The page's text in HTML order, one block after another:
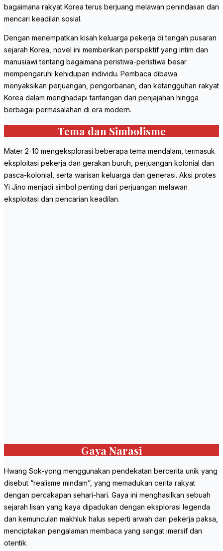
bagaimana rakyat Korea terus berjuang melawan penindasan dan
mencari keadilan sosial.
Dengan menempatkan kisah keluarga pekerja di tengah pusaran
sejarah Korea, novel ini memberikan perspektif yang intim dan
manusiawi tentang bagaimana peristiwa-peristiwa besar
mempengaruhi kehidupan individu. Pembaca dibawa
menyaksikan perjuangan, pengorbanan, dan ketangguhan rakyat
Korea dalam menghadapi tantangan dari penjajahan hingga
berbagai permasalahan di era modern.
Tema dan Simbolisme
Mater 2-10 mengeksplorasi beberapa tema mendalam, termasuk
eksploitasi pekerja dan gerakan buruh, perjuangan kolonial dan
pasca-kolonial, serta warisan keluarga dan generasi. Aksi protes
Yi Jino menjadi simbol penting dari perjuangan melawan
eksploitasi dan pencarian keadilan.
Gaya Narasi
Hwang Sok-yong menggunakan pendekatan bercerita unik yang
disebut “realisme mindam”, yang memadukan cerita rakyat
dengan percakapan sehari-hari. Gaya ini menghasilkan sebuah
sejarah lisan yang kaya dipadukan dengan eksplorasi legenda
dan kemunculan makhluk halus seperti arwah dari pekerja paksa,
menciptakan pengalaman membaca yang sangat imersif dan
otentik.